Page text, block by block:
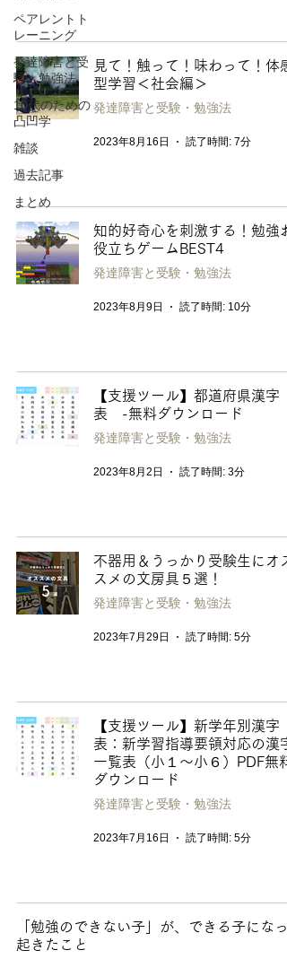
ペアレントト
レーニング
発達障害と受
験・勉強法
10代のための
凸凹学
雑談
過去記事
まとめ
見て！触って！味わって！体感
型学習＜社会編＞
発達障害と受験・勉強法
2023年8月16日 読了時間: 7分
知的好奇心を刺激する！勉強お
役立ちゲームBEST4
発達障害と受験・勉強法
2023年8月9日 読了時間: 10分
【支援ツール】都道府県漢字
表 -無料ダウンロード
発達障害と受験・勉強法
2023年8月2日 読了時間: 3分
不器用＆うっかり受験生にオス
スメの文房具５選！
発達障害と受験・勉強法
2023年7月29日 読了時間: 5分
【支援ツール】新学年別漢字
表：新学習指導要領対応の漢字
一覧表（小１〜小６）PDF無料
ダウンロード
発達障害と受験・勉強法
2023年7月16日 読了時間: 5分
「勉強のできない子」が、できる子になっ
起きたこと